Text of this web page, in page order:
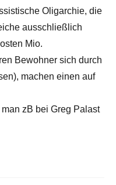
Oligarchie, die
ausschließlich
Mio.
Bewohner sich durch
machen einen auf
zB bei Greg Palast